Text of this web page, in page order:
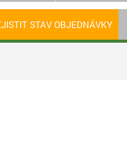
STAV OBJEDNÁVKY